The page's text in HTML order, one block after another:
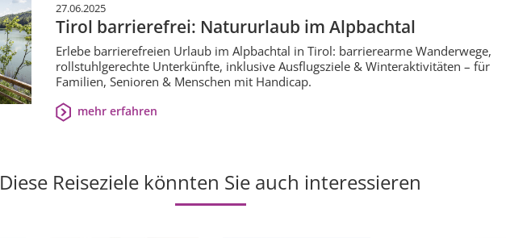
27.06.2025
Tirol barrierefrei: Natururlaub im Alpbachtal
Erlebe barrierefreien Urlaub im Alpbachtal in Tirol: barrierearme Wanderwege,
rollstuhlgerechte Unterkünfte, inklusive Ausflugsziele & Winteraktivitäten – für
Familien, Senioren & Menschen mit Handicap.
mehr erfahren
Diese Reiseziele könnten Sie auch interessieren